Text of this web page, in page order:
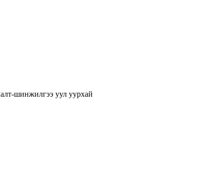
шинжилгээ уул уурхай